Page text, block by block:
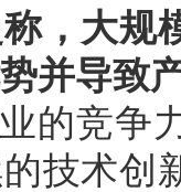
，大规
并导致
的竞争
技术创